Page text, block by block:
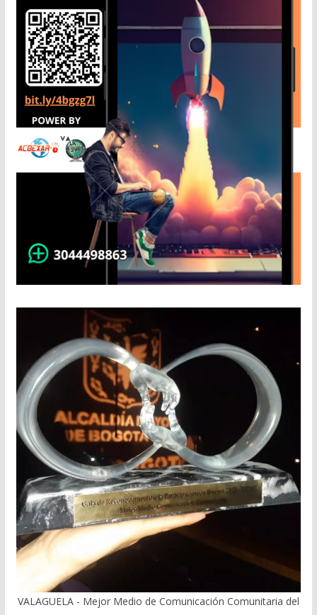
VALAGUELA - Mejor Medio de Comunicación Comunitaria del